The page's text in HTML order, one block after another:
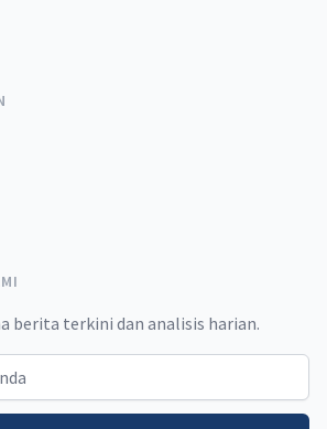
berita terkini dan analisis harian.